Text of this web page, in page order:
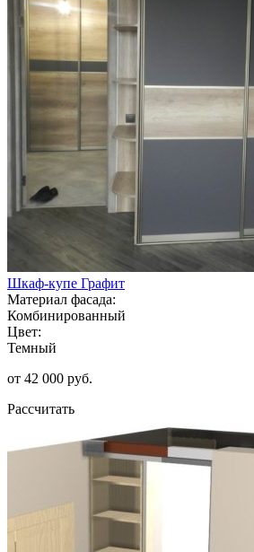
Шкаф-купе Графит
Материал фасада:
Комбинированный
Цвет:
Темный
от 42 000 руб.
Рассчитать